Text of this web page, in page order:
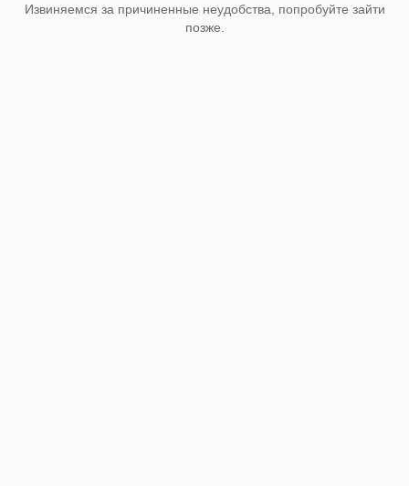
Извиняемся за причиненные неудобства, попробуйте зайти
позже.